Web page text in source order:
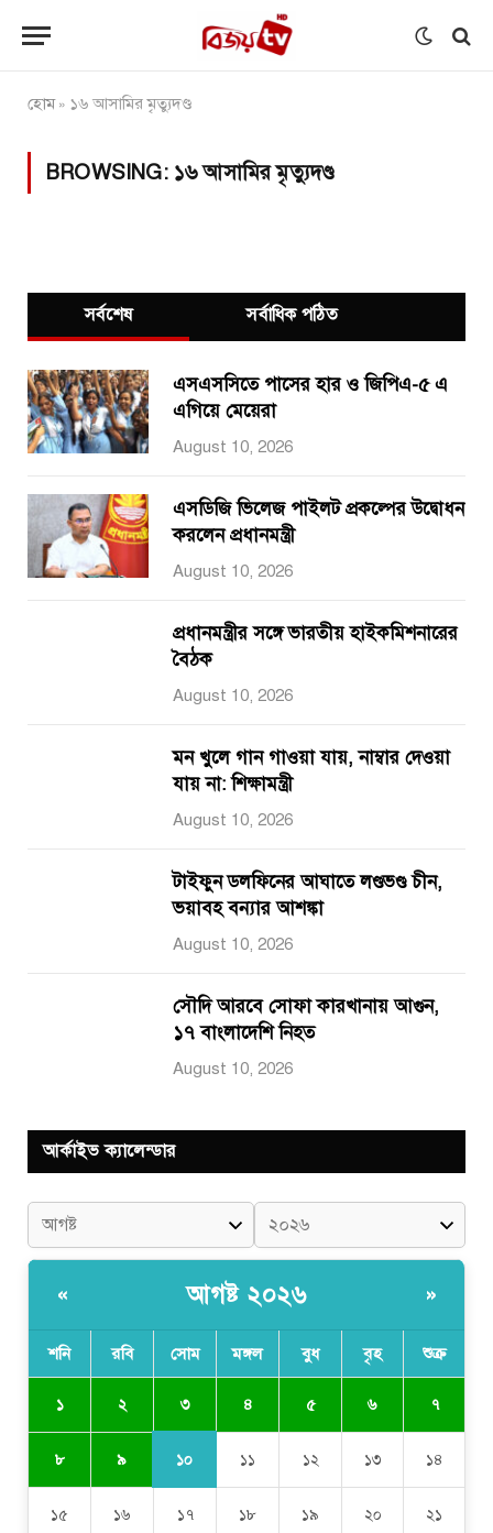
হোম» ১৬ আসামির মৃত্যুদণ্ড
BROWSING: ১৬ আসামির মৃত্যুদণ্ড
সর্বশেষ সর্বাধিক পঠিত
এসএসসিতে পাসের হার ও জিপিএ-৫ এ
এগিয়ে মেয়েরা
August 10, 2026
এসডিজি ভিলেজ পাইলট প্রকল্পের উদ্বোধন
করলেন প্রধানমন্ত্রী
August 10, 2026
প্রধানমন্ত্রীর সঙ্গে ভারতীয় হাইকমিশনারের
বৈঠক
August 10, 2026
মন খুলে গান গাওয়া যায়, নাম্বার দেওয়া
যায় না: শিক্ষামন্ত্রী
August 10, 2026
টাইফুন ডলফিনের আঘাতে লণ্ডভণ্ড চীন,
ভয়াবহ বন্যার আশঙ্কা
August 10, 2026
সৌদি আরবে সোফা কারখানায় আগুন,
১৭ বাংলাদেশি নিহত
August 10, 2026
আর্কাইভ ক্যালেন্ডার
« আগষ্ট ২০২৬ »
শনি রবি সোম মঙ্গল বুধ বৃহ শুক্র
১ ২ ৩ ৪ ৫ ৬ ৭
৮ ৯ ১০ ১১ ১২ ১৩ ১৪
১৫ ১৬ ১৭ ১৮ ১৯ ২০ ২১